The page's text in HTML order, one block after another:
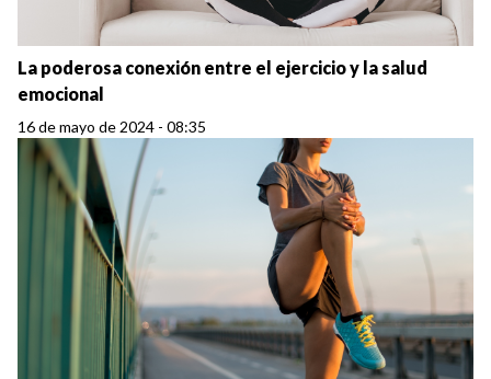
La poderosa conexión entre el ejercicio y la salud
emocional
16 de mayo de 2024 - 08:35